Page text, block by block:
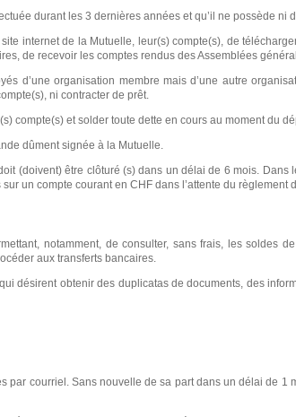
durant les 3 dernières années et qu’il ne possède ni
internet de la Mutuelle, leur(s) compte(s), de
de recevoir les comptes rendus des Assemblées
d’une organisation membre mais d’une autre
ni contracter de prêt.
compte(s) et solder toute dette en cours au moment du
dûment signée à la Mutuelle.
(doivent) être clôturé (s) dans un délai de 6 mois. Dans
un compte courant en CHF dans l’attente du règlement
notamment, de consulter, sans frais, les soldes
aux transferts bancaires.
désirent obtenir des duplicatas de documents, des
par courriel. Sans nouvelle de sa part dans un délai de 1